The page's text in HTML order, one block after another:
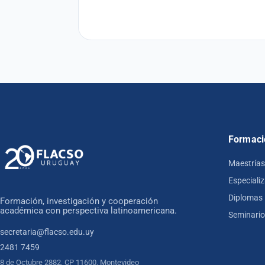
Formación, investigación y cooperación
académica con perspectiva latinoamericana.
secretaria@flacso.edu.uy
2481 7459
8 de Octubre 2882, CP 11600, Montevideo
Maestrías
Diplomas